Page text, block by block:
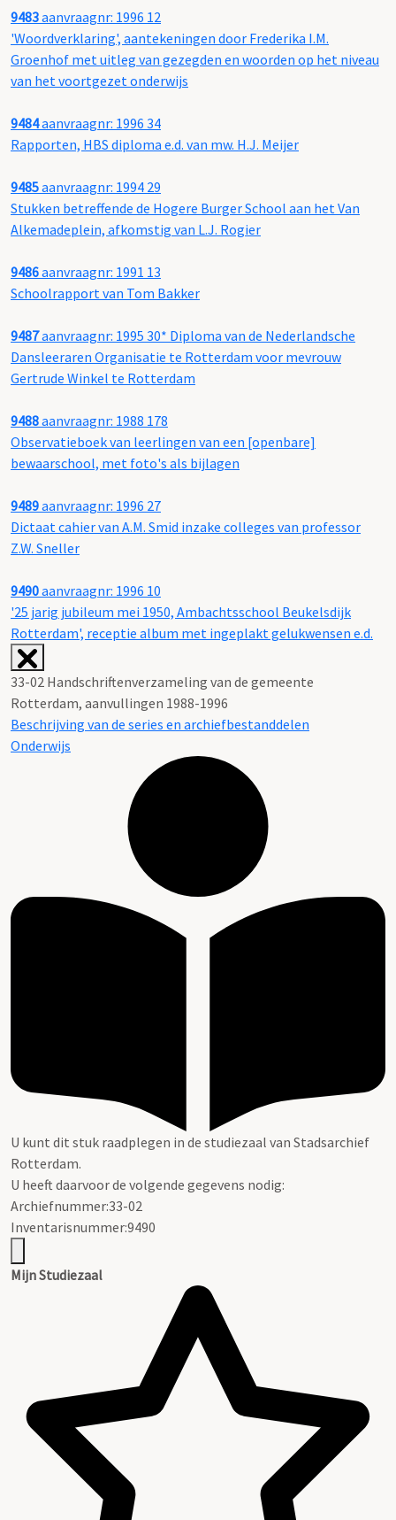
9483aanvraagnr: 1996 12
'Woordverklaring', aantekeningen door Frederika I.M.
Groenhof met uitleg van gezegden en woorden op het niveau
van het voortgezet onderwijs
9484aanvraagnr: 1996 34
Rapporten, HBS diploma e.d. van mw. H.J. Meijer
9485aanvraagnr: 1994 29
Stukken betreffende de Hogere Burger School aan het Van
Alkemadeplein, afkomstig van L.J. Rogier
9486aanvraagnr: 1991 13
Schoolrapport van Tom Bakker
9487aanvraagnr: 1995 30* Diploma van de Nederlandsche
Dansleeraren Organisatie te Rotterdam voor mevrouw
Gertrude Winkel te Rotterdam
9488aanvraagnr: 1988 178
Observatieboek van leerlingen van een [openbare]
bewaarschool, met foto's als bijlagen
9489aanvraagnr: 1996 27
Dictaat cahier van A.M. Smid inzake colleges van professor
Z.W. Sneller
9490aanvraagnr: 1996 10
'25 jarig jubileum mei 1950, Ambachtsschool Beukelsdijk
Rotterdam', receptie album met ingeplakt gelukwensen e.d.
33-02 Handschriftenverzameling van de gemeente
Rotterdam, aanvullingen 1988-1996
Beschrijving van de series en archiefbestanddelen
Onderwijs
U kunt dit stuk raadplegen in de studiezaal van Stadsarchief
Rotterdam.
U heeft daarvoor de volgende gegevens nodig:
Archiefnummer:33-02
Inventarisnummer:9490
Mijn Studiezaal